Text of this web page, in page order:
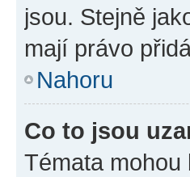
jsou. Stejně
mají právo
Nahoru
Co to jsou
Témata mohou